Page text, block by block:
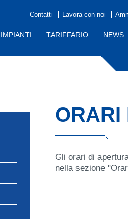
Contatti Lavora con noi
IMPIANTI TARIFFARIO NEWS
ORARI
Gli orari di
nella sezione